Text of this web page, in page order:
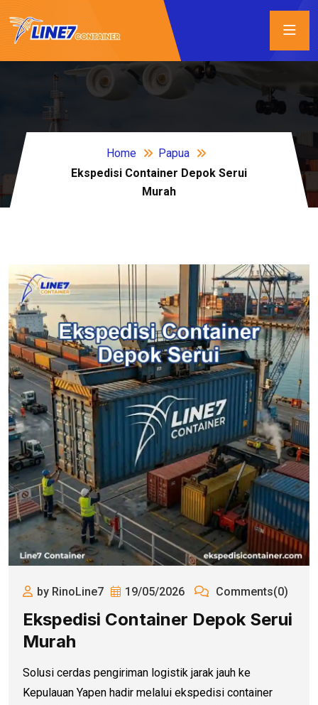
Home
Papua
Ekspedisi Container Depok Serui
Murah
by RinoLine7 19/05/2026 Comments(0)
Ekspedisi Container Depok Serui
Murah
Solusi cerdas pengiriman logistik jarak jauh ke
Kepulauan Yapen hadir melalui ekspedisi container